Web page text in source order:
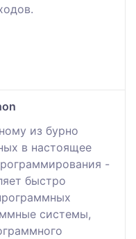
из бурно
в настоящее
-
быстро
системы,